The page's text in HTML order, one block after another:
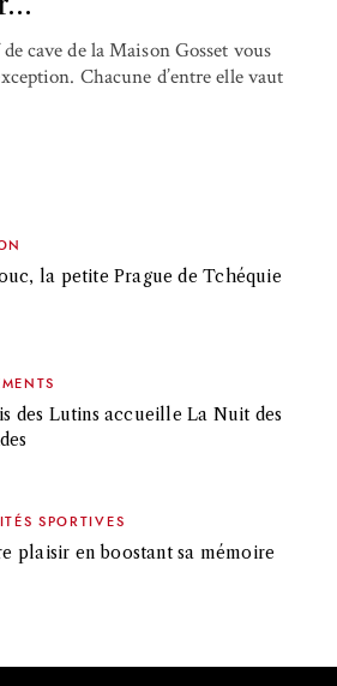
cave de la Maison Gosset vous
Chacune d’entre elle vaut
la petite Prague de Tchéquie
des Lutins accueille La Nuit des
SPORTIVES
plaisir en boostant sa mémoire